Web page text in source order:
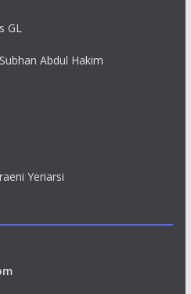
GL
Abdul Hakim
Yeriarsi